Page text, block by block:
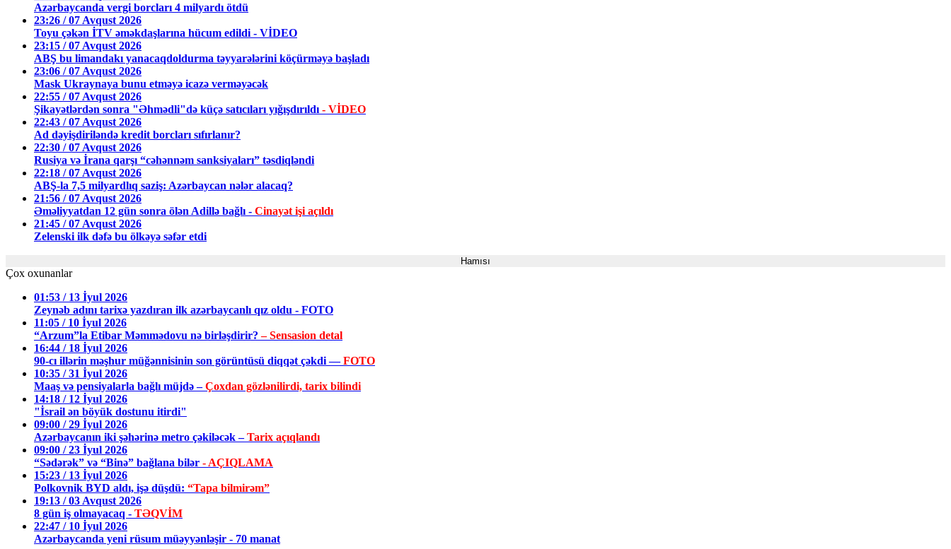
Azərbaycanda vergi borcları 4 milyardı ötdü
23:26 / 07 Avqust 2026
Toyu çəkən İTV əməkdaşlarına hücum edildi - VİDEO
23:15 / 07 Avqust 2026
ABŞ bu limandakı yanacaqdoldurma təyyarələrini köçürməyə başladı
23:06 / 07 Avqust 2026
Mask Ukraynaya bunu etməyə icazə verməyəcək
22:55 / 07 Avqust 2026
Şikayətlərdən sonra "Əhmədli"də küçə satıcıları yığışdırıldı - VİDEO
22:43 / 07 Avqust 2026
Ad dəyişdiriləndə kredit borcları sıfırlanır?
22:30 / 07 Avqust 2026
Rusiya və İrana qarşı “cəhənnəm sanksiyaları” təsdiqləndi
22:18 / 07 Avqust 2026
ABŞ-la 7,5 milyardlıq saziş: Azərbaycan nələr alacaq?
21:56 / 07 Avqust 2026
Əməliyyatdan 12 gün sonra ölən Adillə bağlı - Cinayət işi açıldı
21:45 / 07 Avqust 2026
Zelenski ilk dəfə bu ölkəyə səfər etdi
Hamısı
Çox oxunanlar
01:53 / 13 İyul 2026
Zeynəb adını tarixə yazdıran ilk azərbaycanlı qız oldu - FOTO
11:05 / 10 İyul 2026
“Arzum”la Etibar Məmmədovu nə birləşdirir?– Sensasion detal
16:44 / 18 İyul 2026
90-cı illərin məşhur müğənnisinin son görüntüsü diqqət çəkdi —FOTO
10:35 / 31 İyul 2026
Maaş və pensiyalarla bağlı müjdə –Çoxdan gözlənilirdi, tarix bilindi
14:18 / 12 İyul 2026
"İsrail ən böyük dostunu itirdi"
09:00 / 29 İyul 2026
Azərbaycanın iki şəhərinə metro çəkiləcək –Tarix açıqlandı
09:00 / 23 İyul 2026
“Sədərək” və “Binə” bağlana bilər - AÇIQLAMA
15:23 / 13 İyul 2026
Polkovnik BYD aldı, işə düşdü: “Tapa bilmirəm”
19:13 / 03 Avqust 2026
8 gün iş olmayacaq - TƏQVİM
22:47 / 10 İyul 2026
Azərbaycanda yeni rüsum müəyyənləşir - 70 manat